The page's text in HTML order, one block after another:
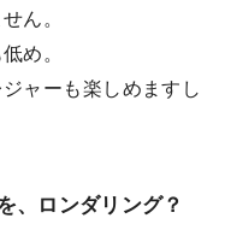
ん。
め。
ャーも楽しめますし
、ロンダリング？